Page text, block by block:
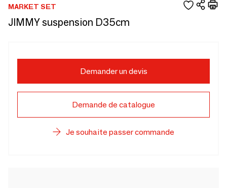
MARKET SET
JIMMY suspension D35cm
Demander un devis
Demande de catalogue
Je souhaite passer commande